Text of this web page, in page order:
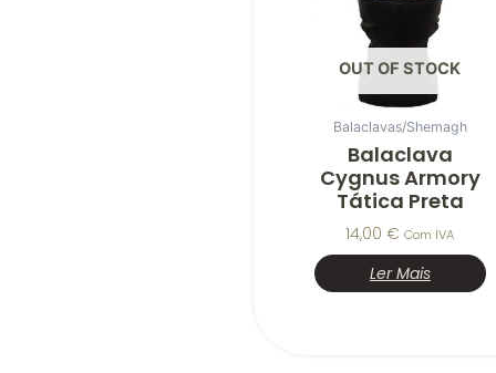
OUT OF STOCK
Balaclavas/Shemagh
Balaclava
Cygnus Armory
Tática Preta
14,00€ Com IVA
Ler Mais